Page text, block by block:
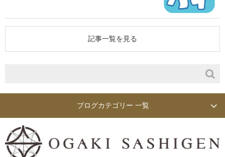
記事一覧を見る
ブログカテゴリー 一覧